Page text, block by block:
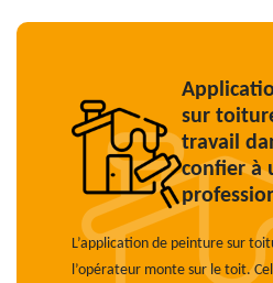
sur
travail
confier à
L’application de peinture sur
l’opérateur monte sur le toit.